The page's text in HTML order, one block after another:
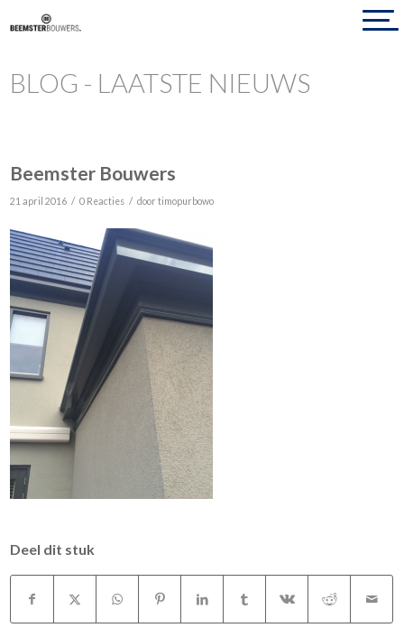
BLOG - LAATSTE NIEUWS
Beemster Bouwers
21 april 2016 / 0 Reacties / doortimopurbowo
Deel dit stuk